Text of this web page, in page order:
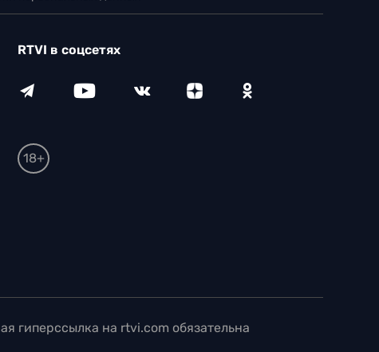
RTVI в соцсетях
18+
гиперссылка на rtvi.com обязательна